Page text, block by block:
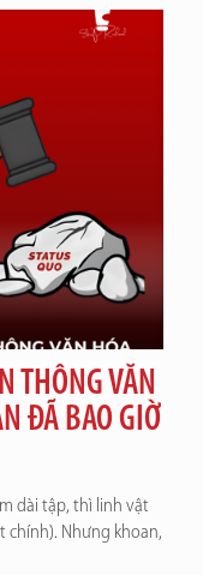
THÔNG VĂN
ĐÃ BAO GIỜ
dài tập, thì linh vật
chính). Nhưng khoan,